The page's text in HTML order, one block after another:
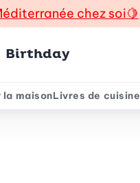
chez soi🍋
Birthday
la maisonLivres de cuisine